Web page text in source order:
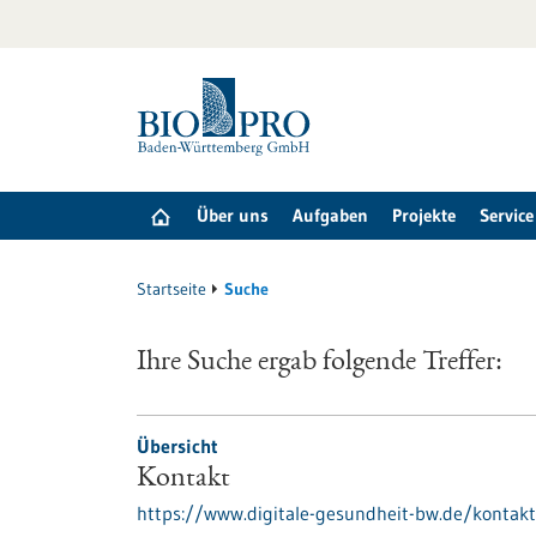
Über uns Aufgaben Projekte Service
Startseite Suche
Ihre Suche ergab folgende Treffer:
Übersicht
Kontakt
https://www.digitale-gesundheit-bw.de/kontakt